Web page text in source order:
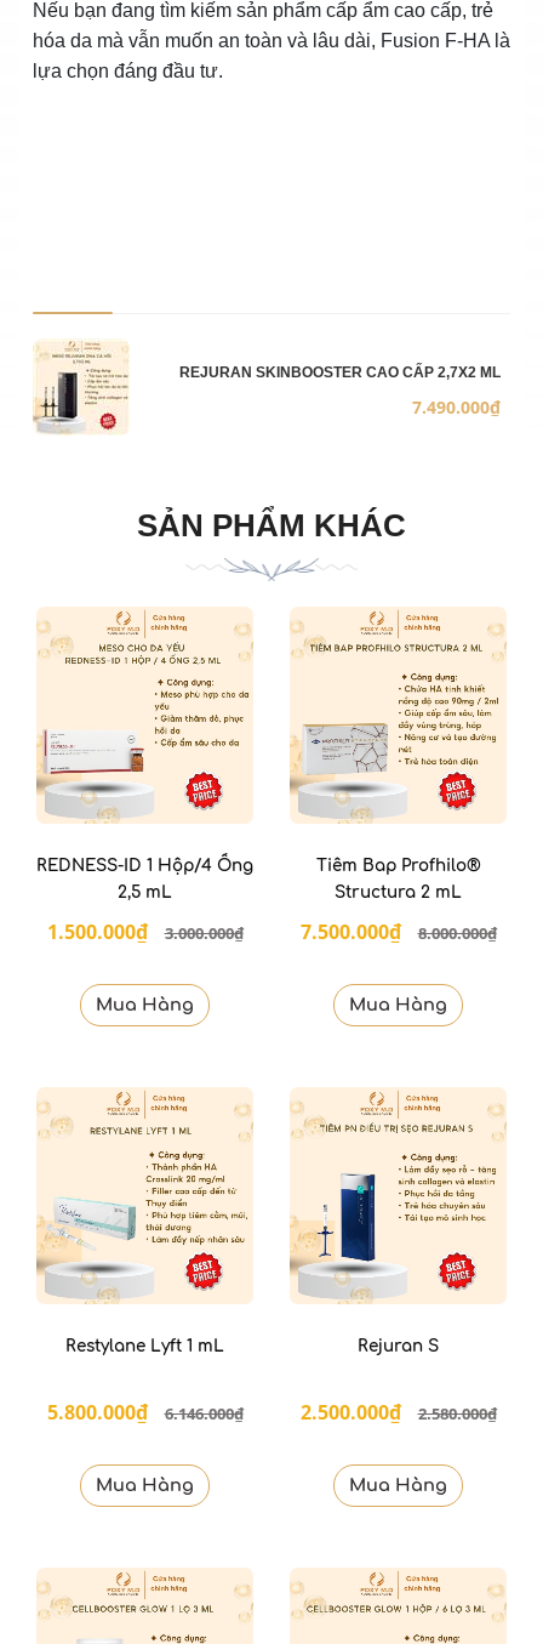
Nếu bạn đang tìm kiếm sản phẩm cấp ẩm cao cấp, trẻ
hóa da mà vẫn muốn an toàn và lâu dài, Fusion F‑HA là
lựa chọn đáng đầu tư.
Ảnh sản phẩm
REJURAN SKINBOOSTER CAO CẤP 2,7X2 ML
7.490.000₫
SẢN PHẨM KHÁC
REDNESS-ID 1 Hộp/4 Ống
2,5 mL
1.500.000₫ 3.000.000₫
Mua Hàng
Tiêm Bap Profhilo®
Structura 2 mL
7.500.000₫ 8.000.000₫
Mua Hàng
Restylane Lyft 1 mL
5.800.000₫ 6.146.000₫
Mua Hàng
Rejuran S
2.500.000₫ 2.580.000₫
Mua Hàng